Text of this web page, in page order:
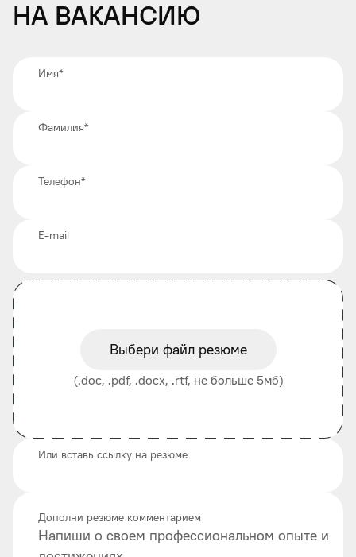
на вакансию
Имя*
Фамилия*
Телефон*
E-mail
Выбери файл резюме
(.doc, .pdf, .docx, .rtf, не больше 5мб)
Или вставь ссылку на резюме
Напиши о своем профессиональном опыте и
Дополни резюме комментарием